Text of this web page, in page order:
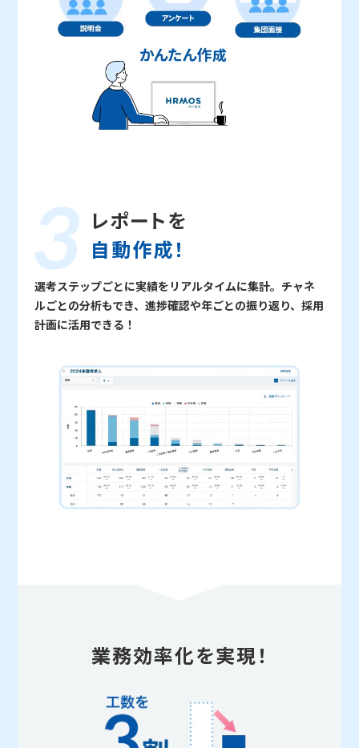
レポートを
自動作成！
選考ステップごとに実績をリアルタイムに集計。チャネ
ルごとの分析もでき、進捗確認や年ごとの振り返り、採用
計画に活用できる！
業務効率化を実現！